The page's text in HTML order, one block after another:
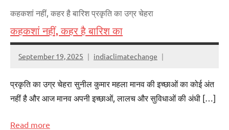
कहकशां नहीं, कहर है बारिश प्रकृति का उग्र चेहरा
कहकशां नहीं, कहर है बारिश का
September 19, 2025 indiaclimatechange
प्रकृति का उग्र चेहरा सुनील कुमार महला मानव की इच्छाओं का कोई अंत
नहीं है और आज मानव अपनी इच्छाओं, लालच और सुविधाओं की अंधी […]
Read more